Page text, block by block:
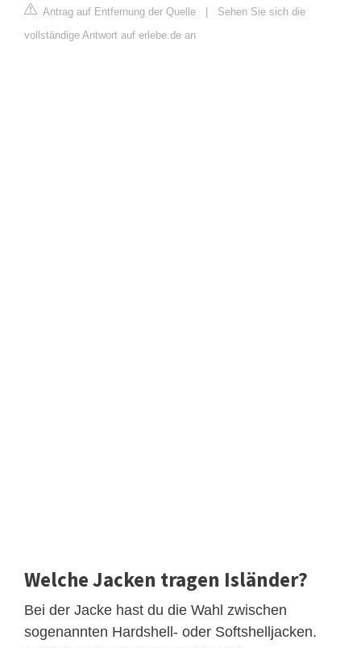
Antrag auf Entfernung der Quelle | Sehen Sie sich die
vollständige Antwort auf erlebe.de an
Welche Jacken tragen Isländer?
Bei der Jacke hast du die Wahl zwischen
sogenannten Hardshell- oder Softshelljacken.